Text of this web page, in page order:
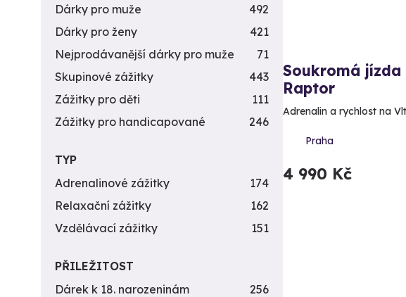
Soukromá
Raptor
Adrenalin a rychlost na
Praha
4 990 Kč
Dárky pro muže
492
Dárky pro ženy
421
Nejprodávanější dárky pro muže
71
Skupinové zážitky
443
Zážitky pro děti
111
Zážitky pro handicapované
246
TYP
Adrenalinové zážitky
174
Relaxační zážitky
162
Vzdělávací zážitky
151
PŘILEŽITOST
Dárek k 18. narozeninám
256